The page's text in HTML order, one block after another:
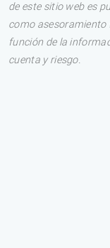
de este sitio web es
como asesoramiento
función de la
cuenta y riesgo.